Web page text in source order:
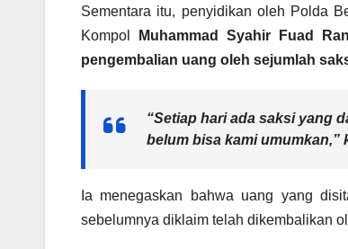
Sementara itu, penyidikan oleh Polda
Kompol
Muhammad Syahir Fuad
pengembalian uang oleh sejumlah
“Setiap hari ada saksi yang
belum bisa kami umumkan,”
Ia menegaskan bahwa uang yang
sebelumnya diklaim telah dikembalikan